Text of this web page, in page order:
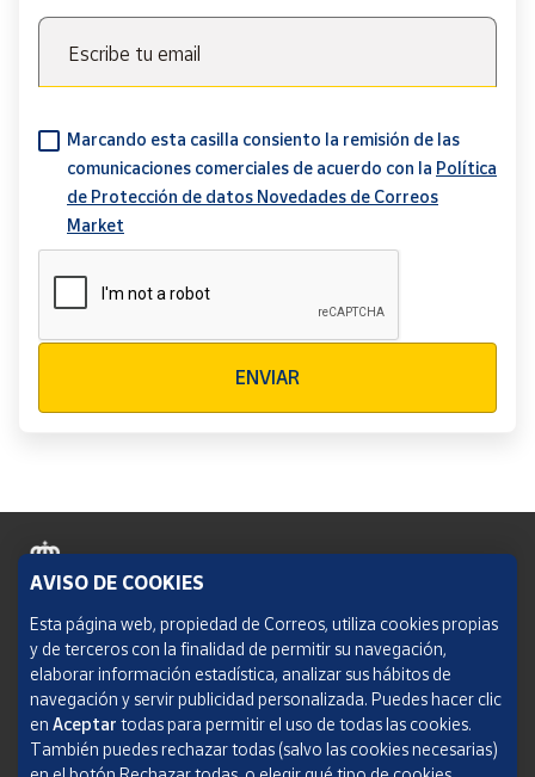
Escribe tu email
Marcando esta casilla consiento la remisión de las
comunicaciones comerciales de acuerdo con la Política
de Protección de datos Novedades de Correos
Market
ENVIAR
Política de cookies
Aviso legal
Condiciones del servicio
Política de Privacidad Web
AVISO DE COOKIES
Esta página web, propiedad de Correos, utiliza cookies propias
y de terceros con la finalidad de permitir su navegación,
elaborar información estadística, analizar sus hábitos de
navegación y servir publicidad personalizada. Puedes hacer clic
en Aceptar todas para permitir el uso de todas las cookies.
También puedes rechazar todas (salvo las cookies necesarias)